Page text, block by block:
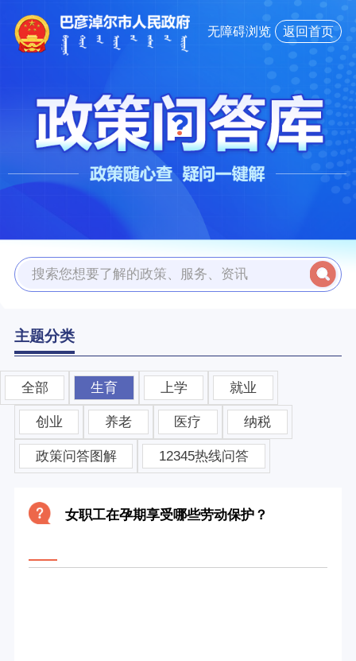
无障碍浏览 返回首页
主题分类
全部 生育 上学 就业
创业 养老 医疗 纳税
政策问答图解 12345热线问答
女职工在孕期享受哪些劳动保护？